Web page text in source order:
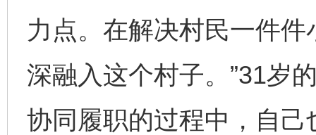
力点。在解决村民一件
深融入这个村子。”31岁
协同履职的过程中，自